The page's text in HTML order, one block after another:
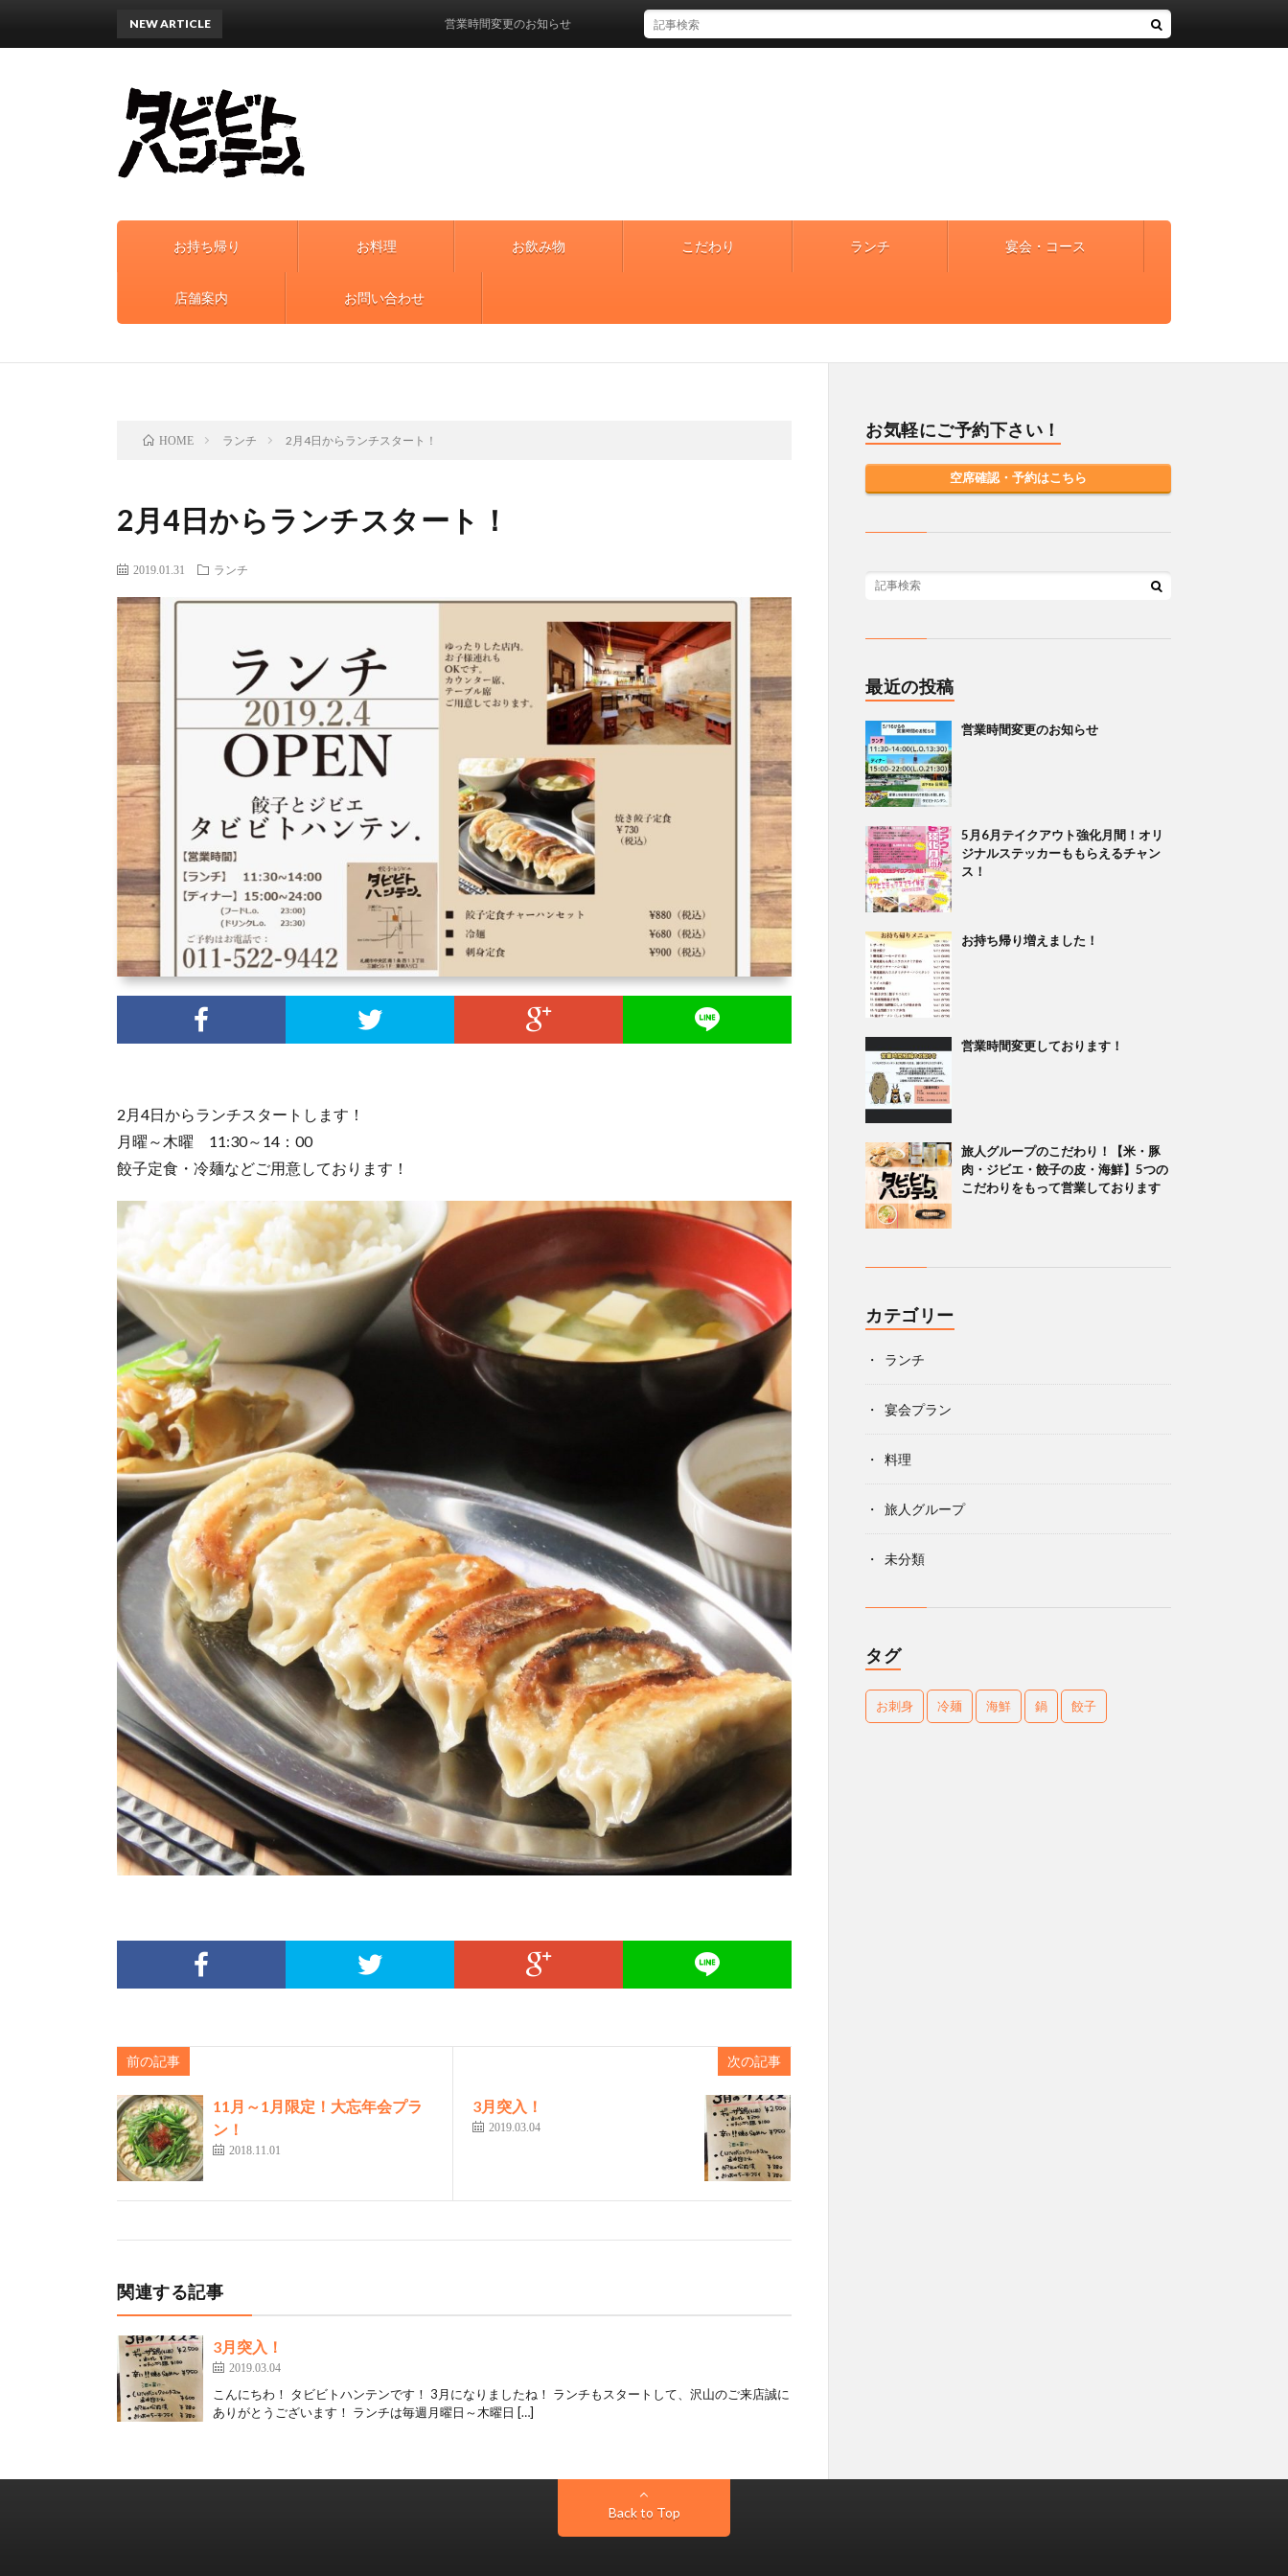
お持ち帰り お料理 お飲み物 こだわり ランチ 宴会・コース
店舗案内 お問い合わせ
NEW ARTICLE 営業時間変更のお知らせ
HOME ランチ 2月4日からランチスタート！
2月4日からランチスタート！
2019.01.31 ランチ
2月4日からランチスタートします！
月曜～木曜 11:30～14：00
餃子定食・冷麺などご用意しております！
前の記事
11月～1月限定！大忘年会プラ
ン！
2018.11.01
次の記事
3月突入！
2019.03.04
関連する記事
3月突入！
2019.03.04
こんにちわ！ タビビトハンテンです！ 3月になりましたね！ ランチもスタートして、沢山のご来店誠に
ありがとうございます！ ランチは毎週月曜日～木曜日 […]
お気軽にご予約下さい！
空席確認・予約はこちら
最近の投稿
営業時間変更のお知らせ
5月6月テイクアウト強化月間！オリ
ジナルステッカーももらえるチャン
ス！
お持ち帰り増えました！
営業時間変更しております！
旅人グループのこだわり！【米・豚
肉・ジビエ・餃子の皮・海鮮】5つの
こだわりをもって営業しております
カテゴリー
ランチ
宴会プラン
料理
旅人グループ
未分類
タグ
お刺身 冷麺 海鮮 鍋 餃子
Back to Top